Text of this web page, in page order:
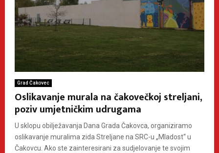
Grad Čakovec
Oslikavanje murala na čakovečkoj streljani,
poziv umjetničkim udrugama
U sklopu obilježavanja Dana Grada Čakovca, organiziramo
oslikavanje muralima zida Streljane na SRC-u „Mladost“ u
Čakovcu. Ako ste zainteresirani za sudjelovanje te svojim